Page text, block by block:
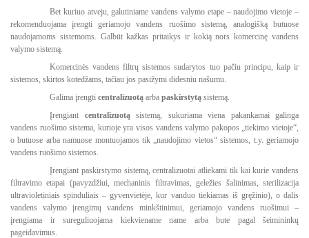
Bet kuriuo atveju, galutiniame vandens valymo etape – naudojimo vietoje –
rekomenduojama įrengti geriamojo vandens ruošimo sistemą, analogišką butuose
naudojamoms sistemoms. Galbūt kažkas pritaikys ir kokią nors komercinę vandens
valymo sistemą.
Komercinės vandens filtrų sistemos sudarytos tuo pačiu principu, kaip ir
sistemos, skirtos kotedžams, tačiau jos pasižymi didesniu našumu.
Galima įrengticentralizuotą arbapaskirstytą sistemą.
Įrengiant centralizuotąsistemą, sukuriama viena pakankamai galinga
vandens ruošimo sistema, kurioje yra visos vandens valymo pakopos „tiekimo vietoje“,
o butuose arba namuose montuojamos tik „naudojimo vietos“ sistemos, t.y. geriamojo
vandens ruošimo sistemos.
Įrengiant paskirstymo sistemą, centralizuotai atliekami tik kai kurie vandens
filtravimo etapai (pavyzdžiui, mechaninis filtravimas, geležies šalinimas, sterilizacija
ultravioletiniais spinduliais – gyvenvietėje, kur vanduo tiekiamas iš gręžinio), o dalis
vandens valymo įrengimų vandens minkštinimui, geriamojo vandens ruošimui –
įrengiama ir sureguliuojama kiekviename name arba bute pagal šeimininkų
pageidavimus.